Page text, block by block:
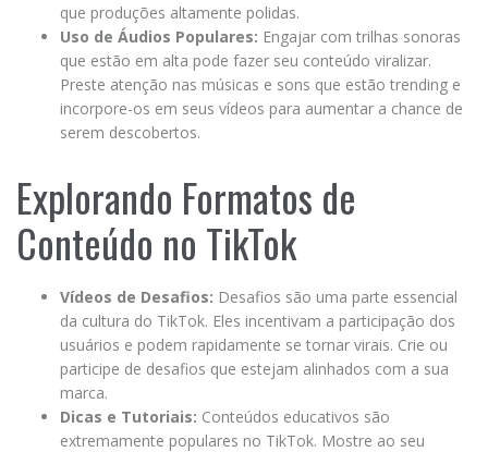
que produções altamente polidas.
Uso de Áudios Populares: Engajar com trilhas sonoras
que estão em alta pode fazer seu conteúdo viralizar.
Preste atenção nas músicas e sons que estão trending e
incorpore-os em seus vídeos para aumentar a chance de
serem descobertos.
Explorando Formatos de
Conteúdo no TikTok
Vídeos de Desafios: Desafios são uma parte essencial
da cultura do TikTok. Eles incentivam a participação dos
usuários e podem rapidamente se tornar virais. Crie ou
participe de desafios que estejam alinhados com a sua
marca.
Dicas e Tutoriais: Conteúdos educativos são
extremamente populares no TikTok. Mostre ao seu